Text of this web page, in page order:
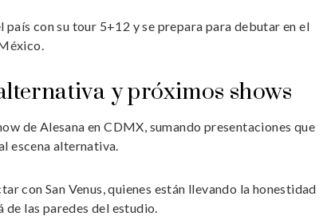
con su tour 5+12 y se prepara para debutar en el
y próximos shows
de Alesana en CDMX, sumando presentaciones que
escena alternativa.
con San Venus, quienes están llevando la honestidad
las paredes del estudio.